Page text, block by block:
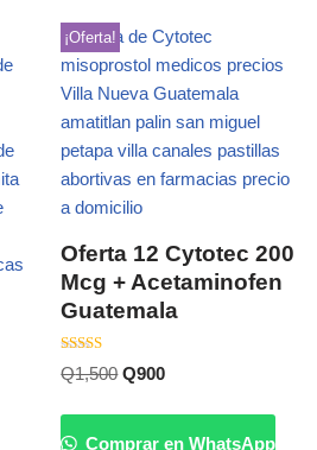
¡Oferta!
Oferta 12 Cytotec 200
Mcg + Acetaminofen
Guatemala
Valorado
con
Q1,500 Q900
Comprar en WhatsApp